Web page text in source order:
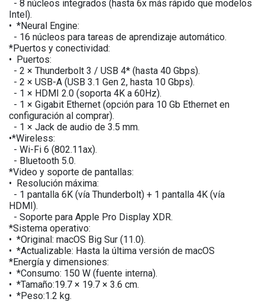
- 8 núcleos integrados (hasta 6x más rápido que modelos
Intel).
•⁠ ⁠*Neural Engine:
- 16 núcleos para tareas de aprendizaje automático.
*Puertos y conectividad:
•⁠ ⁠Puertos:
- 2 × Thunderbolt 3 / USB 4* (hasta 40 Gbps).
- 2 × USB-A (USB 3.1 Gen 2, hasta 10 Gbps).
- 1 × HDMI 2.0 (soporta 4K a 60Hz).
- 1 × Gigabit Ethernet (opción para 10 Gb Ethernet en
configuración al comprar).
- 1 × Jack de audio de 3.5 mm.
•⁠*Wireless:
- Wi-Fi 6 (802.11ax).
- Bluetooth 5.0.
*Video y soporte de pantallas:
•⁠ ⁠Resolución máxima:
- 1 pantalla 6K (vía Thunderbolt) + 1 pantalla 4K (vía
HDMI).
- Soporte para Apple Pro Display XDR.
*Sistema operativo:
•⁠ ⁠*Original: macOS Big Sur (11.0).
•⁠ ⁠*Actualizable: Hasta la última versión de macOS
*Energía y dimensiones:
•⁠ ⁠*Consumo: 150 W (fuente interna).
•⁠ ⁠*Tamaño:19.7 × 19.7 × 3.6 cm.
•⁠ ⁠*Peso:1.2 kg.